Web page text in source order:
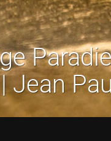
Jean